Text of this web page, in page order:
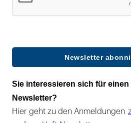
Newsletter
Sie interessieren sich für
Newsletter?
Hier geht zu den Anmeldungen